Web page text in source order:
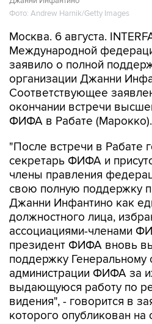
Фото: Andrew Harnik/Getty Images
Москва. 6 августа.
Международной
заявило о полной
организации Джанни
Соответствующее
окончании встречи
ФИФА в Рабате (Марокко).
"После встречи в Рабате
секретарь ФИФА и
члены правления
свою полную поддержку
Джанни Инфантино как
должностного лица,
ассоциациями-членами
президент ФИФА вновь
поддержку
администрации ФИФА за
выдающуюся работу по
видения", - говорится в
которого опубликован